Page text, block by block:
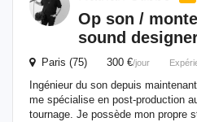
Op son /
sound
Paris (75) 300 €/jour
Ingénieur du son depuis
me spécialise en post-production
tournage. Je possède mon propre